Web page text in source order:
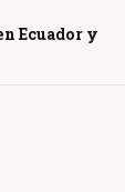
Ecuador y